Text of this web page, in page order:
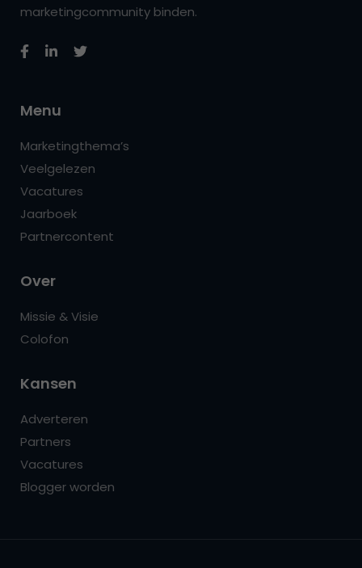
marketingcommunity binden.
Menu
Marketingthema’s
Veelgelezen
Vacatures
Jaarboek
Partnercontent
Over
Missie & Visie
Colofon
Kansen
Adverteren
Partners
Vacatures
Blogger worden